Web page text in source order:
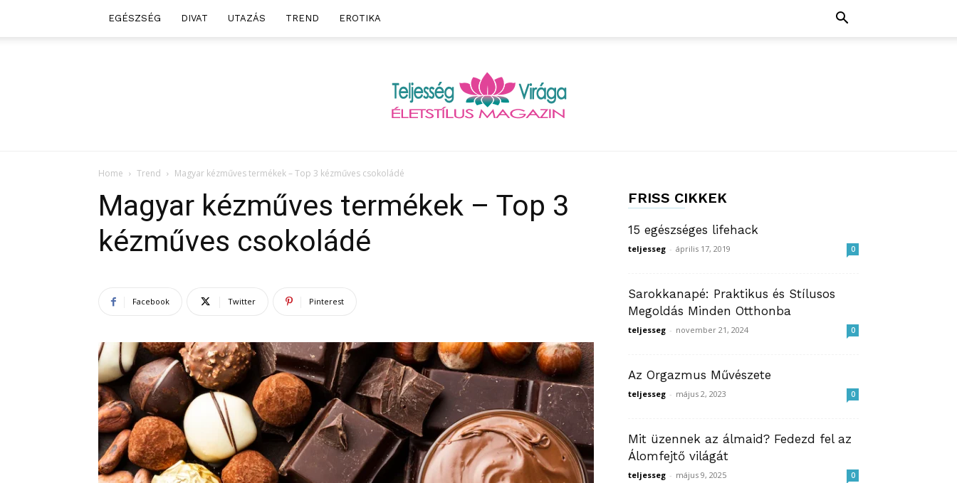
EGÉSZSÉG DIVAT UTAZÁS TREND EROTIKA
Home Trend Magyar kézműves termékek – Top 3 kézműves csokoládé
Magyar kézműves termékek – Top 3
kézműves csokoládé
Facebook Twitter Pinterest
FRISS CIKKEK
15 egészséges lifehack
teljesseg - április 17, 2019 0
Sarokkanapé: Praktikus és Stílusos
Megoldás Minden Otthonba
teljesseg - november 21, 2024 0
Az Orgazmus Művészete
teljesseg - május 2, 2023 0
Mit üzennek az álmaid? Fedezd fel az
Álomfejtő világát
teljesseg - május 9, 2025 0